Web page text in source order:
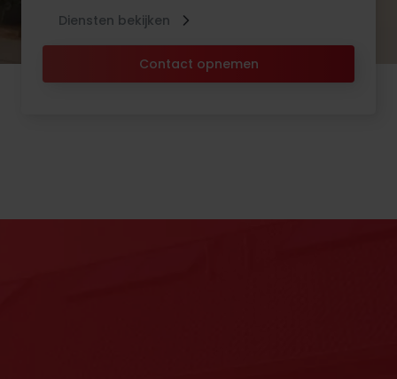
Contact opnemen
Diensten bekijken